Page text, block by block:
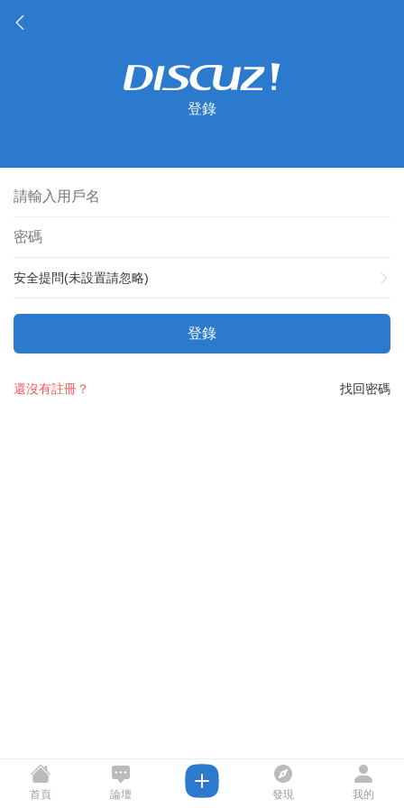
登錄
安全提問(未設置請忽略)
登錄
找回密碼
還沒有註冊？
首頁 論壇 發現 我的